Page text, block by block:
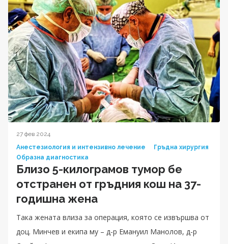
27 фев 2024
Анестезиология и интензивно лечение
Гръдна хирургия
Образна диагностика
Близо 5-килограмов тумор бе
отстранен от гръдния кош на 37-
годишна жена
Така жената влиза за операция, която се извършва от
доц. Минчев и екипа му – д-р Емануил Манолов, д-р